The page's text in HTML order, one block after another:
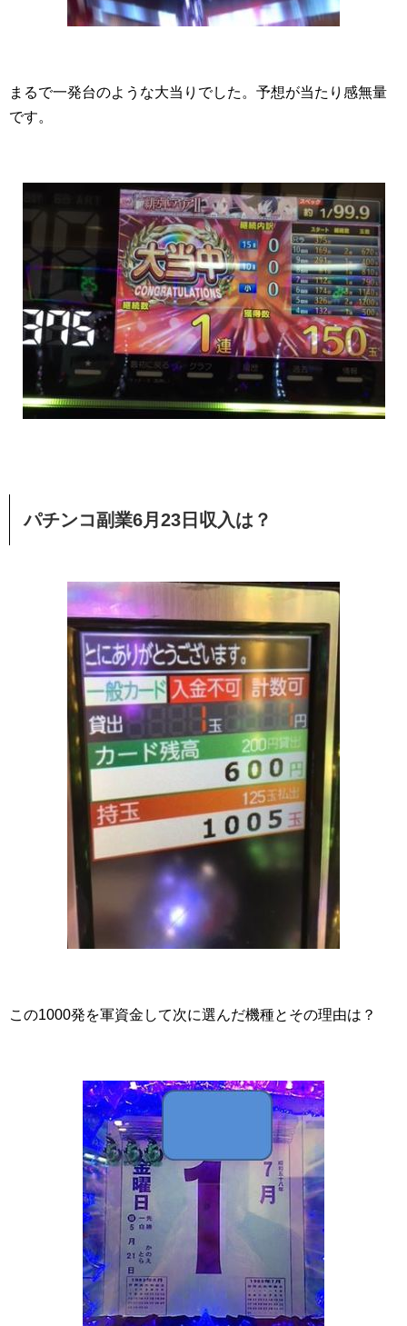
まるで一発台のような大当りでした。予想が当たり感無量
です。
パチンコ副業6月23日収入は？
この1000発を軍資金して次に選んだ機種とその理由は？